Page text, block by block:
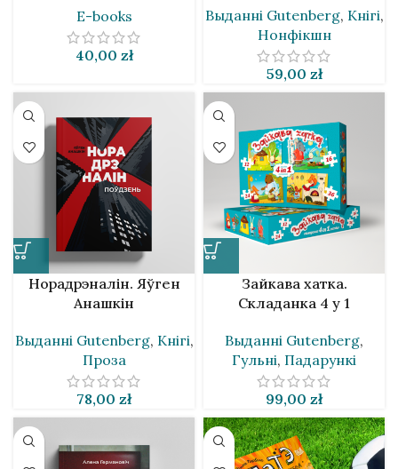
E-books
40,00 zł
Выданнi Gutenberg, Кнігі,
Нонфікшн
59,00 zł
Норадрэналін. Яўген
Анашкін
Выданнi Gutenberg, Кнігі,
Проза
78,00 zł
Зайкава хатка.
Складанка 4 у 1
Выданнi Gutenberg,
Гульні, Падарункі
99,00 zł